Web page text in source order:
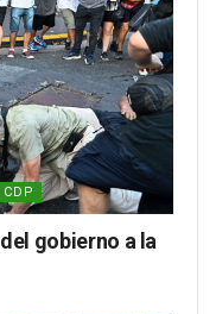
gobierno a la